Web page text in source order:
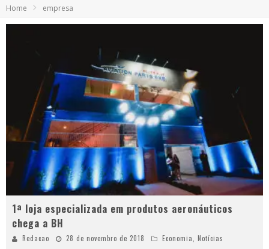
Home empresa
1ª loja especializada em produtos aeronáuticos
chega a BH
Redacao 28 de novembro de 2018 Economia, Notícias